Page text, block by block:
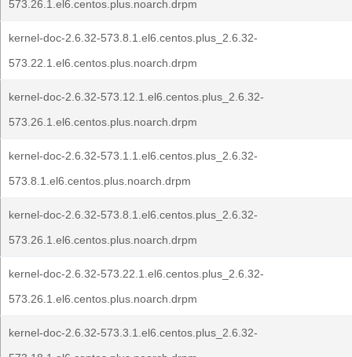
573.26.1.el6.centos.plus.noarch.drpm
kernel-doc-2.6.32-573.8.1.el6.centos.plus_2.6.32-
573.22.1.el6.centos.plus.noarch.drpm
kernel-doc-2.6.32-573.12.1.el6.centos.plus_2.6.32-
573.26.1.el6.centos.plus.noarch.drpm
kernel-doc-2.6.32-573.1.1.el6.centos.plus_2.6.32-
573.8.1.el6.centos.plus.noarch.drpm
kernel-doc-2.6.32-573.8.1.el6.centos.plus_2.6.32-
573.26.1.el6.centos.plus.noarch.drpm
kernel-doc-2.6.32-573.22.1.el6.centos.plus_2.6.32-
573.26.1.el6.centos.plus.noarch.drpm
kernel-doc-2.6.32-573.3.1.el6.centos.plus_2.6.32-